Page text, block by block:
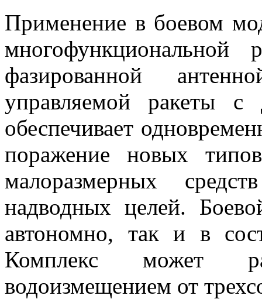
Применение в боевом
многофункциональной
фазированной
управляемой ракеты
обеспечивает
поражение новых
малоразмерных
надводных целей.
автономно, так и в
Комплекс может
водоизмещением от